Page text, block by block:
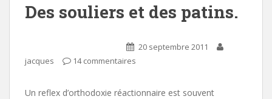
Des souliers et des patins.
20 septembre 2011
jacques
14 commentaires
Un reflex d’orthodoxie réactionnaire est souvent